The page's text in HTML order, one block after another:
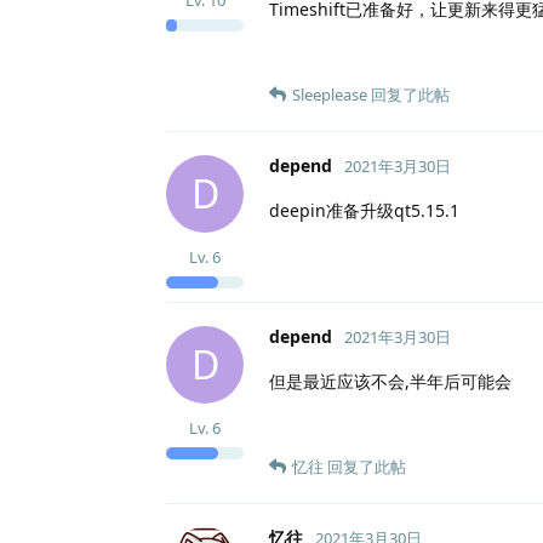
Timeshift已准备好，让更新来得更
Sleeplease 回复了此帖
D
depend
Lv.6
2021年3月30日
deepin准备升级qt5.15.1
D
depend
Lv.6
2021年3月30日
但是最近应该不会,半年后可能会
忆往 回复了此帖
忆往 2021年3月30日